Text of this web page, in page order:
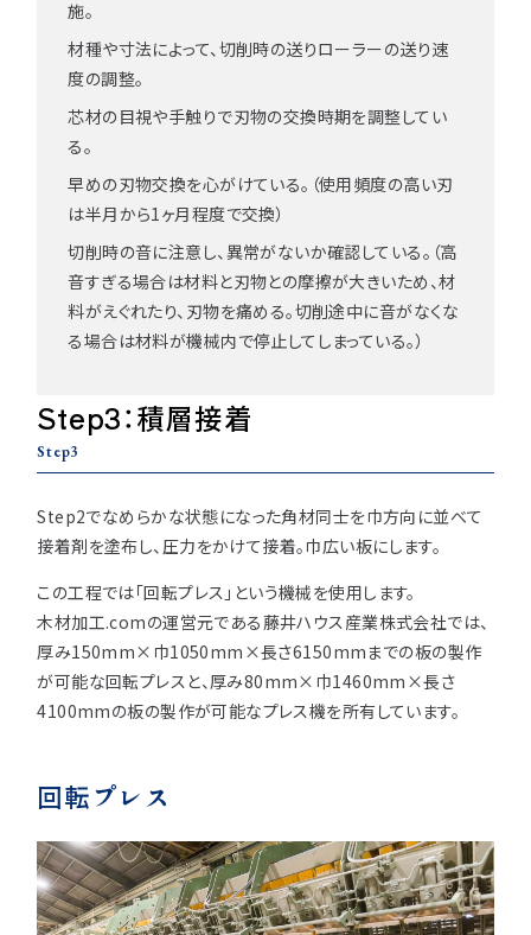
施。
材種や寸法によって、切削時の送りローラーの送り速
度の調整。
芯材の目視や手触りで刃物の交換時期を調整してい
る。
早めの刃物交換を心がけている。（使用頻度の高い刃
は半月から1ヶ月程度で交換）
切削時の音に注意し、異常がないか確認している。（高
音すぎる場合は材料と刃物との摩擦が大きいため、材
料がえぐれたり、刃物を痛める。切削途中に音がなくな
る場合は材料が機械内で停止してしまっている。）
Step3：積層接着
Step3
Step2でなめらかな状態になった角材同士を巾方向に並べて
接着剤を塗布し、圧力をかけて接着。巾広い板にします。
この工程では「回転プレス」という機械を使用します。
木材加工.comの運営元である藤井ハウス産業株式会社では、
厚み150mm×巾1050mm×長さ6150mmまでの板の製作
が可能な回転プレスと、厚み80mm×巾1460mm×長さ
4100mmの板の製作が可能なプレス機を所有しています。
回転プレス